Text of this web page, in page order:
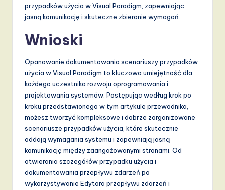
przypadków użycia w Visual Paradigm, zapewniając
jasną komunikację i skuteczne zbieranie wymagań.
Wnioski
Opanowanie dokumentowania scenariuszy przypadków
użycia w Visual Paradigm to kluczowa umiejętność dla
każdego uczestnika rozwoju oprogramowania i
projektowania systemów. Postępując według krok po
kroku przedstawionego w tym artykule przewodnika,
możesz tworzyć kompleksowe i dobrze zorganizowane
scenariusze przypadków użycia, które skutecznie
oddają wymagania systemu i zapewniają jasną
komunikację między zaangażowanymi stronami. Od
otwierania szczegółów przypadku użycia i
dokumentowania przepływu zdarzeń po
wykorzystywanie Edytora przepływu zdarzeń i